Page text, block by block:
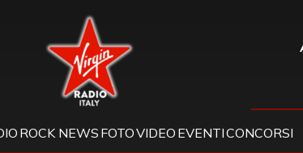
Virgin Radio
ROCK NEWS FOTOVIDEO EVENTICONCORSI